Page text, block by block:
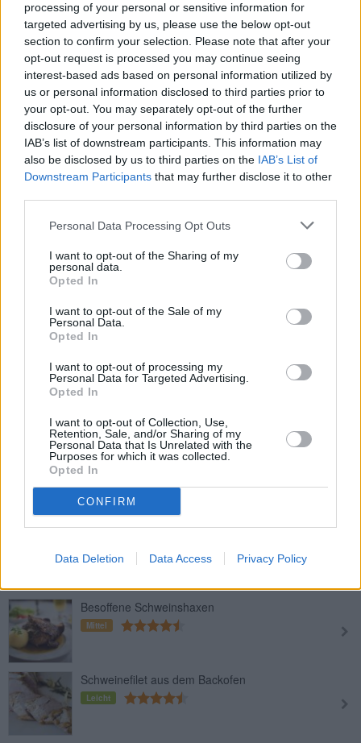
processing of your personal or sensitive information for
targeted advertising by us, please use the below opt-out
section to confirm your selection. Please note that after your
opt-out request is processed you may continue seeing
interest-based ads based on personal information utilized by
us or personal information disclosed to third parties prior to
your opt-out. You may separately opt-out of the further
disclosure of your personal information by third parties on the
IAB’s list of downstream participants. This information may
also be disclosed by us to third parties on the IAB’s List of
Downstream Participants that may further disclose it to other
Personal Data Processing Opt Outs
I want to opt-out of the Sharing of my
personal data.
Opted In
I want to opt-out of the Sale of my
Personal Data.
Opted In
I want to opt-out of processing my
Personal Data for Targeted Advertising.
Opted In
I want to opt-out of Collection, Use,
Retention, Sale, and/or Sharing of my
Personal Data that Is Unrelated with the
Purposes for which it was collected.
Opted In
CONFIRM
Data Deletion Data Access Privacy Policy
BBQ-Spareribs aus dem Backofen
Leicht
Gefüllter Schweinebauch
Pulled Pork aus dem Backofen
Leicht
Marinierte Schopfsteaks
Leicht
Schweinemedaillons mit Spargel
Knuspriger Schweinebauchbraten
Leicht
Besoffene Schweinshaxen
Mittel
Schweinefilet aus dem Backofen
Leicht